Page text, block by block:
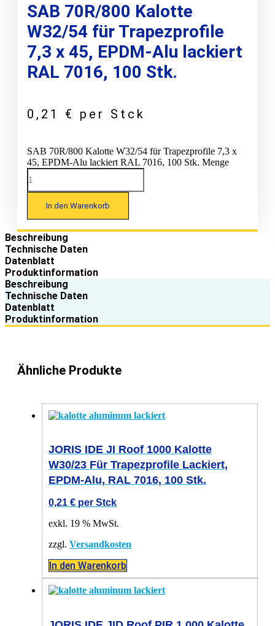
SAB 70R/800 Kalotte
W32/54 für Trapezprofile
7,3 x 45, EPDM-Alu lackiert
RAL 7016, 100 Stk.
0,21 € per Stck
SAB 70R/800 Kalotte W32/54 für Trapezprofile 7,3 x
45, EPDM-Alu lackiert RAL 7016, 100 Stk. Menge
In den Warenkorb
Beschreibung
Technische Daten
Datenblatt
Produktinformation
Beschreibung
Technische Daten
Datenblatt
Produktinformation
Ähnliche Produkte
JORIS IDE JI Roof 1000 Kalotte
W30/23 Für Trapezprofile Lackiert,
EPDM-Alu, RAL 7016, 100 Stk.
0,21 € per Stck
exkl. 19 % MwSt.
zzgl. Versandkosten
In den Warenkorb